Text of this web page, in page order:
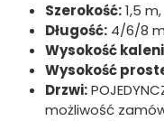
Szerokość:1,5 m,
Długość: 4/6/8 m
Wysokość
Wysokość
Drzwi:
możliwość